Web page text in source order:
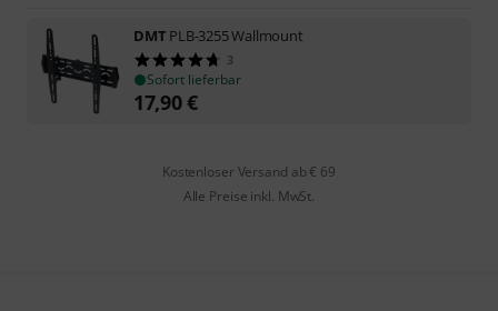
DMT PLB-3255 Wallmount
3
Sofort lieferbar
17,90€
Kostenloser Versand ab € 69
Alle Preise inkl. MwSt.